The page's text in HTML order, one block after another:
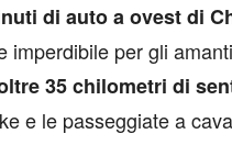
di auto a ovest di
imperdibile per gli
35 chilometri di
e le passeggiate a